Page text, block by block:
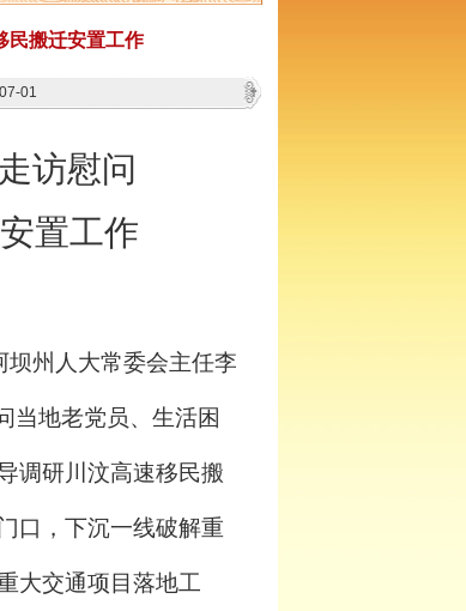
民搬迁安置工作
01
访慰问
置工作
坝州人大常委会主任李
当地老党员、生活困
调研川汶高速移民搬
口，下沉一线破解重
大交通项目落地工